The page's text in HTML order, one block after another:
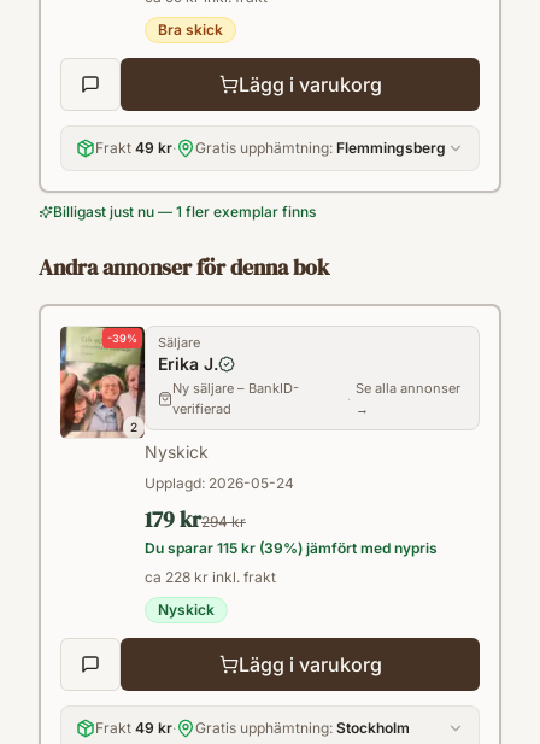
Bra skick
Lägg i varukorg
Frakt 49 kr· Gratis upphämtning: Flemmingsberg
Billigast just nu — 1 fler exemplar finns
Andra annonser för denna bok
-39%
2
Säljare
Erika J.
Ny säljare – BankID-
verifierad
·
Se alla annonser
→
Nyskick
Upplagd: 2026-05-24
179 kr294 kr
Du sparar 115 kr (39%) jämfört med nypris
ca 228 kr inkl. frakt
Nyskick
Lägg i varukorg
Frakt 49 kr· Gratis upphämtning: Stockholm